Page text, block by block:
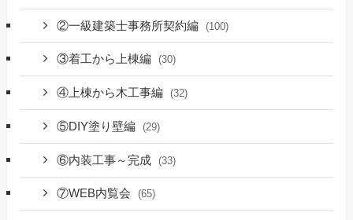
②一級建築士事務所契約編 (100)
③着工から上棟編 (30)
④上棟から木工事編 (32)
⑤DIY塗り壁編 (29)
⑥内装工事～完成 (33)
⑦WEB内覧会 (65)